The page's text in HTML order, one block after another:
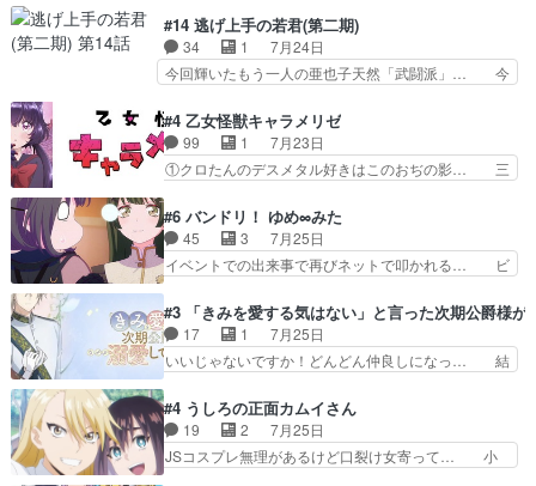
んがめっちゃ可愛かったなド… まさかの展開にめ
ちゃくちゃテンション上が… チャガタイの所へ密
偵に行ったはずがドレゲ…
は泣かなかった！漫画描きのハウツー回… この作
品はこういうのをズバッとキメるの上… 藤子不二
雄に親しんだ人にはとてもフィット… 赤福のヌル
ヌルした動きとかネームを褒めら… 漫研が気にな
から新たな仲間まで。本作品… 今回エンディング
テーマが流れるのが早い（… この作品の世界に
も、一応デジタルという概…
#14 逃げ上手の若君(第二期)
34 1
7月24日
今回輝いたもう一人の亜也子天然「武闘派」… 今
逃れすら逃げ上手亜也子のアシストに支… そう
か、亜也子もまだ9歳なのか‥ときゆき… 「亜也
子のドキドキ・大作戦！・長寿丸を一… 目玉と耳
を相手に言葉で繰り広げる戰もノラ… 時代設定ど
からのいらすとやは草だった。… 今回は亜也子回
でしたね頼もしさと乙女らし… 貞宗、キモいギョ
ロ目としか思ってなかった…
#4 乙女怪獣キャラメリゼ
99 1
7月23日
①クロたんのデスメタル好きはこのおぢの影… 三
か好きになれんキャラだなぁ作品もイン… 相変わ
らず生物学者には見えないわね響野君… 正体を知
らないのにどちりも肯定してくれた… 黒絵がハル
ゴンになっても、南を助けて大事… OPにデスボ
心を許す、母の友達である光… 黒絵の可愛さレベ
ルが止まらない。南くんと… 黒絵の母とのやり取
りでエヴァの加持さん思…
#6 バンドリ！ ゆめ∞みた
45 3
7月25日
イベントでの出来事で再びネットで叩かれる… ビ
ラがまじで何がしたいかわからん！先生… 陰キャ
の間合いにスルっと入ってきて相手の… ビオラが
都子さんを籠絡しに来ててやばいぞ… マネージャ
ー現実版初登場！バレーボールに… 藻掻きながら
で相手の緊張を解く相手の共… たまったアニメ
50本だってｗ今日も帰った… マネージャー実在
した大逆風のハズなのに全…
#3 「きみを愛する気はない」と言った次期公爵様が
17 1
7月25日
いいじゃないですか！どんどん仲良しになっ… 結
の恋愛系で1番これが好き。愛する気は… 今晩
は、2130頃からシンデレラガールズ… 公爵の妻
なのに着てる洋服がシンプル。テー… まあ、これ
は見なくていいな。むしろ判断が… 自分でも気づ
#4 うしろの正面カムイさん
19 2
7月25日
JSコスプレ無理があるけど口裂け女寄って… 小